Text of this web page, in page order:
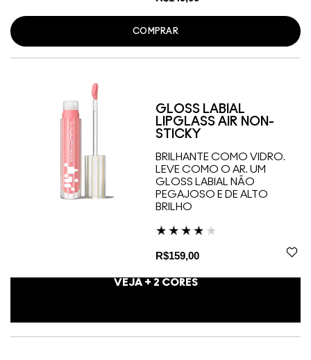
COMPRAR
GLOSS LABIAL
LIPGLASS AIR NON-
STICKY
BRILHANTE COMO VIDRO.
LEVE COMO O AR. UM
GLOSS LABIAL NÃO
PEGAJOSO E DE ALTO
BRILHO
R$159,00
VEJA + 2 CORES